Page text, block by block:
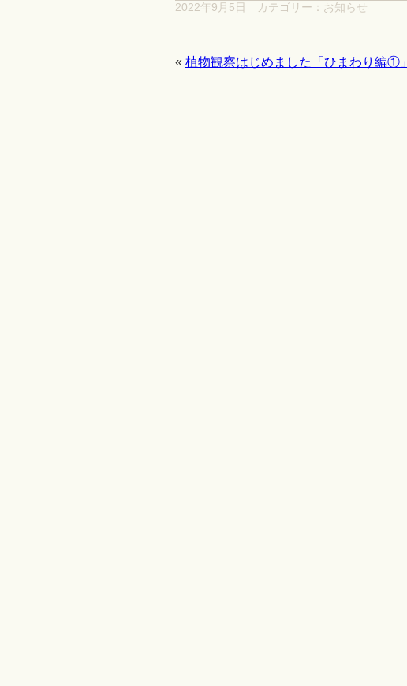
2022年9月5日
カテゴリー： お知らせ
« 植物観察はじめました「ひまわり編①」